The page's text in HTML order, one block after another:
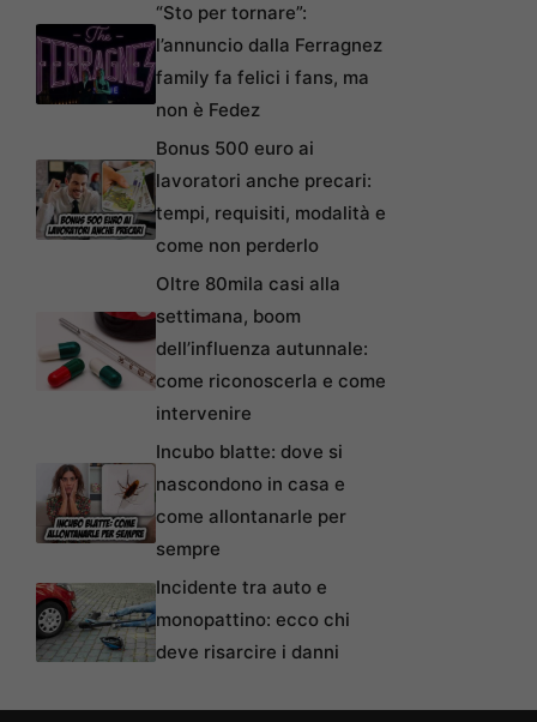
“Sto per tornare”:
l’annuncio dalla Ferragnez
family fa felici i fans, ma
non è Fedez
Bonus 500 euro ai
lavoratori anche precari:
tempi, requisiti, modalità e
come non perderlo
Oltre 80mila casi alla
settimana, boom
dell’influenza autunnale:
come riconoscerla e come
intervenire
Incubo blatte: dove si
nascondono in casa e
come allontanarle per
sempre
Incidente tra auto e
monopattino: ecco chi
deve risarcire i danni